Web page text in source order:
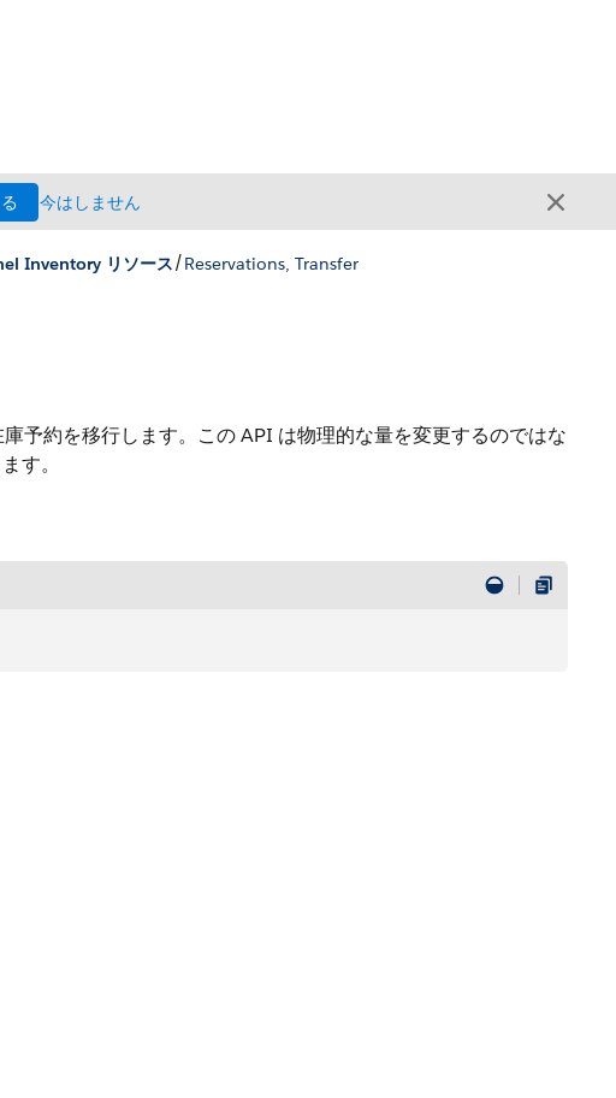
今はしません
Inventory リソース/Reservations, Transfer
予約を移行します。この API は物理的な量を変更するのではな
す。